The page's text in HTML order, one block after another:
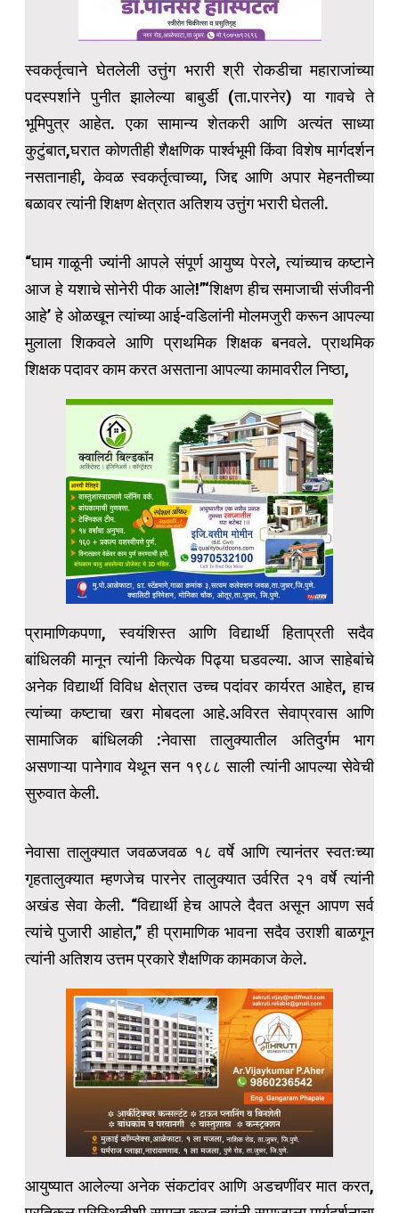
स्वकर्तृत्वाने घेतलेली उत्तुंग भरारी श्री रोकडीचा महाराजांच्या
पदस्पर्शाने पुनीत झालेल्या बाबुर्डी (ता.पारनेर) या गावचे ते
भूमिपुत्र आहेत. एका सामान्य शेतकरी आणि अत्यंत साध्या
कुटुंबात,घरात कोणतीही शैक्षणिक पार्श्वभूमी किंवा विशेष मार्गदर्शन
नसतानाही, केवळ स्वकर्तृत्वाच्या, जिद्द आणि अपार मेहनतीच्या
बळावर त्यांनी शिक्षण क्षेत्रात अतिशय उत्तुंग भरारी घेतली.
“घाम गाळूनी ज्यांनी आपले संपूर्ण आयुष्य पेरले, त्यांच्याच कष्टाने
आज हे यशाचे सोनेरी पीक आले!”‘शिक्षण हीच समाजाची संजीवनी
आहे’ हे ओळखून त्यांच्या आई-वडिलांनी मोलमजुरी करून आपल्या
मुलाला शिकवले आणि प्राथमिक शिक्षक बनवले. प्राथमिक
शिक्षक पदावर काम करत असताना आपल्या कामावरील निष्ठा,
प्रामाणिकपणा, स्वयंशिस्त आणि विद्यार्थी हिताप्रती सदैव
बांधिलकी मानून त्यांनी कित्येक पिढ्या घडवल्या. आज साहेबांचे
अनेक विद्यार्थी विविध क्षेत्रात उच्च पदांवर कार्यरत आहेत, हाच
त्यांच्या कष्टाचा खरा मोबदला आहे.अविरत सेवाप्रवास आणि
सामाजिक बांधिलकी :नेवासा तालुक्यातील अतिदुर्गम भाग
असणाऱ्या पानेगाव येथून सन १९८८ साली त्यांनी आपल्या सेवेची
सुरुवात केली.
नेवासा तालुक्यात जवळजवळ १८ वर्षे आणि त्यानंतर स्वतःच्या
गृहतालुक्यात म्हणजेच पारनेर तालुक्यात उर्वरित २१ वर्षे त्यांनी
अखंड सेवा केली. “विद्यार्थी हेच आपले दैवत असून आपण सर्व
त्यांचे पुजारी आहोत,” ही प्रामाणिक भावना सदैव उराशी बाळगून
त्यांनी अतिशय उत्तम प्रकारे शैक्षणिक कामकाज केले.
आयुष्यात आलेल्या अनेक संकटांवर आणि अडचणींवर मात करत,